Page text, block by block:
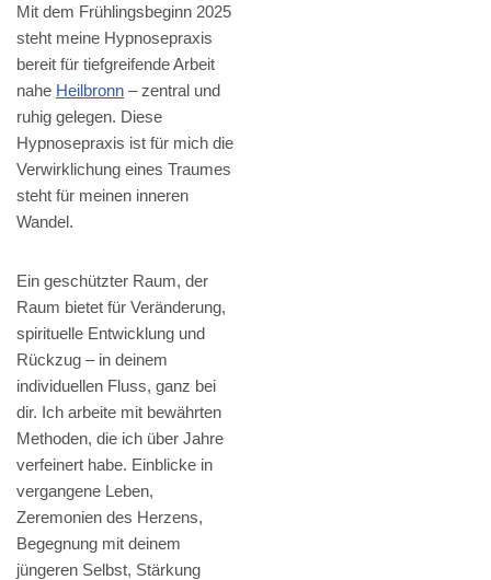
Mit dem Frühlingsbeginn 2025
steht meine Hypnosepraxis
bereit für tiefgreifende Arbeit
nahe Heilbronn – zentral und
ruhig gelegen. Diese
Hypnosepraxis ist für mich die
Verwirklichung eines Traumes
steht für meinen inneren
Wandel.
Ein geschützter Raum, der
Raum bietet für Veränderung,
spirituelle Entwicklung und
Rückzug – in deinem
individuellen Fluss, ganz bei
dir. Ich arbeite mit bewährten
Methoden, die ich über Jahre
verfeinert habe. Einblicke in
vergangene Leben,
Zeremonien des Herzens,
Begegnung mit deinem
jüngeren Selbst, Stärkung